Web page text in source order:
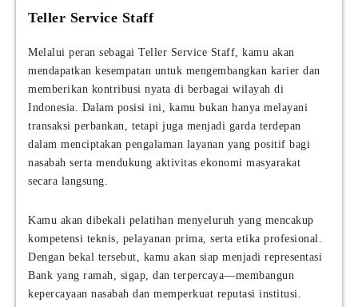
Teller Service Staff
Melalui peran sebagai Teller Service Staff, kamu akan
mendapatkan kesempatan untuk mengembangkan karier dan
memberikan kontribusi nyata di berbagai wilayah di
Indonesia. Dalam posisi ini, kamu bukan hanya melayani
transaksi perbankan, tetapi juga menjadi garda terdepan
dalam menciptakan pengalaman layanan yang positif bagi
nasabah serta mendukung aktivitas ekonomi masyarakat
secara langsung.
Kamu akan dibekali pelatihan menyeluruh yang mencakup
kompetensi teknis, pelayanan prima, serta etika profesional.
Dengan bekal tersebut, kamu akan siap menjadi representasi
Bank yang ramah, sigap, dan terpercaya—membangun
kepercayaan nasabah dan memperkuat reputasi institusi.